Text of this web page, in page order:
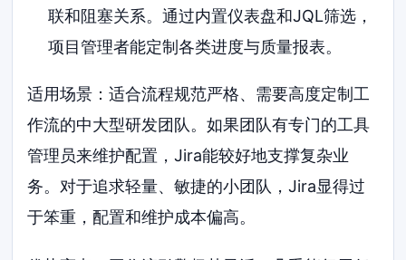
联和阻塞关系。通过内置仪表盘和JQL筛选，
项目管理者能定制各类进度与质量报表。
适用场景：适合流程规范严格、需要高度定制工
作流的中大型研发团队。如果团队有专门的工具
管理员来维护配置，Jira能较好地支撑复杂业
务。对于追求轻量、敏捷的小团队，Jira显得过
于笨重，配置和维护成本偏高。